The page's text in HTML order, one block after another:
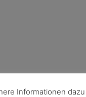
Informationen dazu